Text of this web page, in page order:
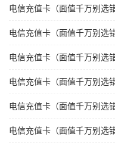
电信充值卡（面值千万别选
电信充值卡（面值千万别选
电信充值卡（面值千万别选
电信充值卡（面值千万别选
电信充值卡（面值千万别选
电信充值卡（面值千万别选